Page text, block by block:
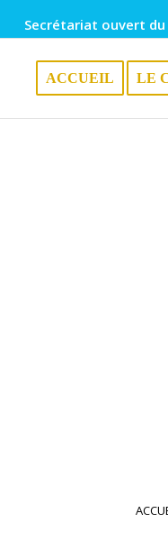
Secrétariat ouvert du
ACCUEIL LE